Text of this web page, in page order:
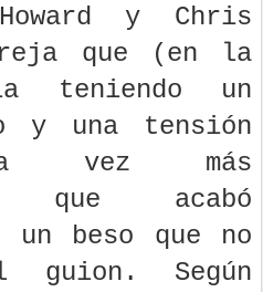
y Chris
que (en la
teniendo un
y una tensión
vez más
que acabó
un beso que no
guion. Según